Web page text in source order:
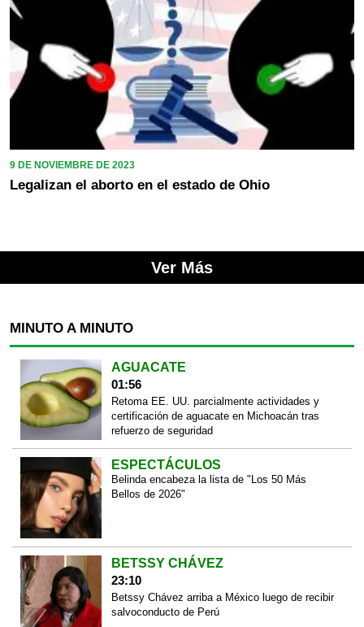
9 DE NOVIEMBRE DE 2023
Legalizan el aborto en el estado de Ohio
Ver Más
MINUTO A MINUTO
AGUACATE
01:56
Retoma EE. UU. parcialmente actividades y
certificación de aguacate en Michoacán tras
refuerzo de seguridad
ESPECTÁCULOS
Belinda encabeza la lista de "Los 50 Más
Bellos de 2026"
BETSSY CHÁVEZ
23:10
Betssy Chávez arriba a México luego de recibir
salvoconducto de Perú